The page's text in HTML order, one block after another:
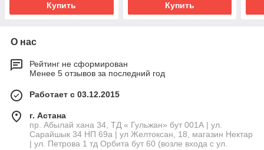
Купить Купить
О нас
Рейтинг не сформирован
Менее 5 отзывов за последний год
Работает с 03.12.2015
г. Астана
пр. Абылай хана 34, ТД « Гульжан» бут 001А | ул.
Сарайшык 34 НП 69а | ул Желтоксан, 18, магазин Нектар
| ул. Петрова 1 тд Орбита бут 60 (возле входа с ул.